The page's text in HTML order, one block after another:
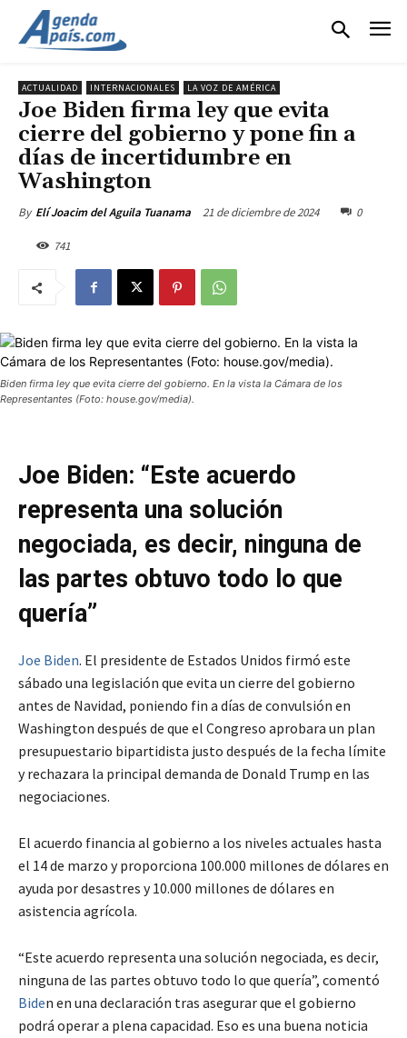
ACTUALIDAD INTERNACIONALES LA VOZ DE AMÉRICA
Joe Biden firma ley que evita
cierre del gobierno y pone fin a
días de incertidumbre en
Washington
By Elí Joacim del Aguila Tuanama 21 de diciembre de 2024 0
741
Biden firma ley que evita cierre del gobierno. En la vista la Cámara de los
Representantes (Foto: house.gov/media).
Joe Biden: “Este acuerdo
representa una solución
negociada, es decir, ninguna de
las partes obtuvo todo lo que
quería”
Joe Biden. El presidente de Estados Unidos firmó este
sábado una legislación que evita un cierre del gobierno
antes de Navidad, poniendo fin a días de convulsión en
Washington después de que el Congreso aprobara un plan
presupuestario bipartidista justo después de la fecha límite
y rechazara la principal demanda de Donald Trump en las
negociaciones.
El acuerdo financia al gobierno a los niveles actuales hasta
el 14 de marzo y proporciona 100.000 millones de dólares en
ayuda por desastres y 10.000 millones de dólares en
asistencia agrícola.
“Este acuerdo representa una solución negociada, es decir,
ninguna de las partes obtuvo todo lo que quería”, comentó
Biden en una declaración tras asegurar que el gobierno
podrá operar a plena capacidad. Eso es una buena noticia